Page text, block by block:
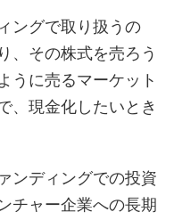
ングで取り扱うの
、その株式を売ろう
うに売るマーケット
、現金化したいとき
ンディングでの投資
チャー企業への長期